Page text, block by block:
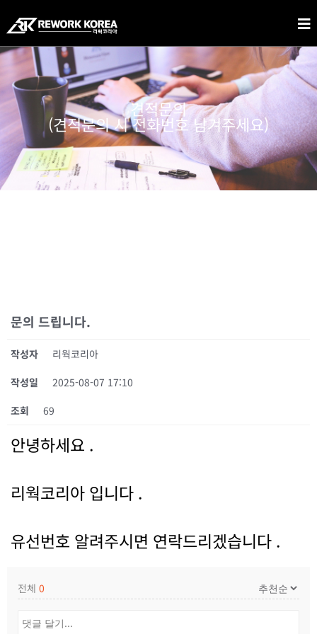
견적문의
(견적문의 시 전화번호 남겨주세요)
문의 드립니다.
작성자
리웍코리아
작성일
2025-08-07 17:10
조회
69
안녕하세요 .
리웍코리아 입니다 .
유선번호 알려주시면 연락드리겠습니다 .
전체 0